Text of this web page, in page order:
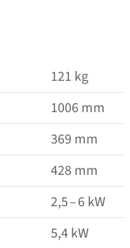
121 kg
1006 mm
369 mm
428 mm
2,5 – 6 kW
5,4 kW